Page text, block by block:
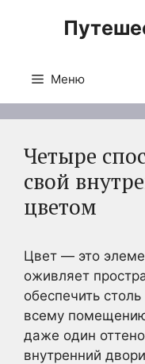
Меню
Четыре
свой
цветом
Цвет — это
оживляет
обеспечить
всему
даже один
внутренний